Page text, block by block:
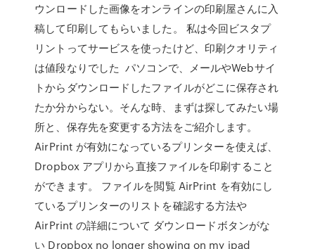
ウンロードした画像をオンラインの印刷屋さんに入
稿して印刷してもらいました。 私は今回ビスタプ
リントってサービスを使ったけど、印刷クオリティ
は値段なりでした パソコンで、メールやWebサイ
トからダウンロードしたファイルがどこに保存され
たか分からない。そんな時、まずは探してみたい場
所と、保存先を変更する方法をご紹介します。
AirPrint が有効になっているプリンターを使えば、
Dropbox アプリから直接ファイルを印刷すること
ができます。 ファイルを閲覧 AirPrint を有効にし
ているプリンターのリストを確認する方法や
AirPrint の詳細について ダウンロードボタンがな
い Dropbox no longer showing on my ipad